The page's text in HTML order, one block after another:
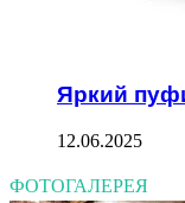
Яркий
12.06.2025
ФОТОГАЛЕРЕЯ